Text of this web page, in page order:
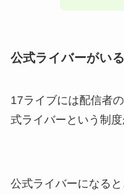
公式ライバーがいる
17ライブには配信者
式ライバーという制度
公式ライバーになる